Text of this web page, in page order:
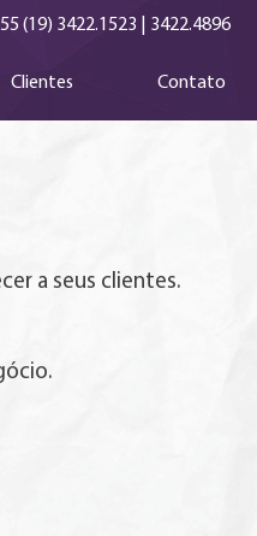
(19) 3422.1523 | 3422.4896
Clientes Contato
a seus clientes.